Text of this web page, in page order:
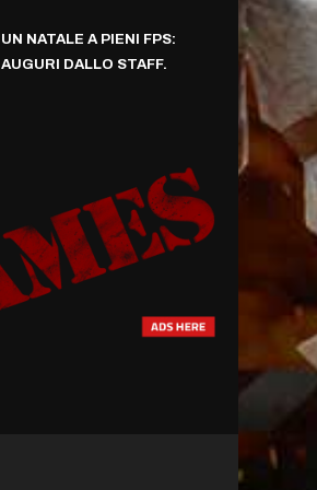
UN NATALE A PIENI FPS:
AUGURI DALLO STAFF.